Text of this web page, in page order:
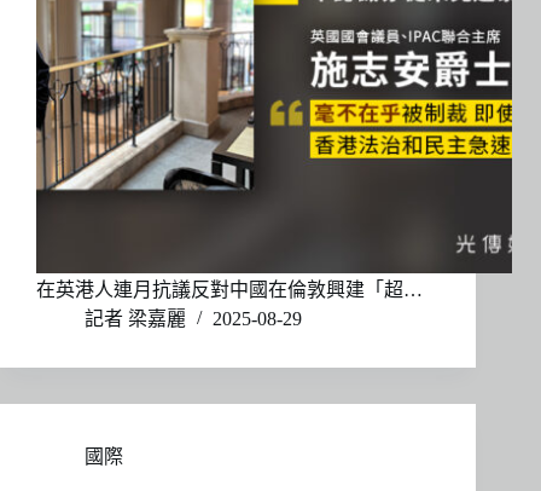
在英港人連月抗議反對中國在倫敦興建「超…
記者 梁嘉麗
2025-08-29
國際